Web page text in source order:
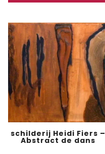
schilderij Heidi Fiers –
Abstract de dans